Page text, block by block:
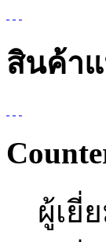
สินค้า
ผู้เยี่